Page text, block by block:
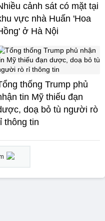
cảnh sát có mặt tại
vực nhà Huấn 'Hoa
ở Hà Nội
thống Trump phủ
tin Mỹ thiếu đạn
doạ bỏ tù người rò
thông tin